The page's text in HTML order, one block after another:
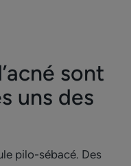
sont
uns des
pilo-sébacé. Des